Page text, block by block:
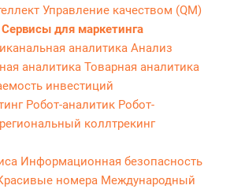
Управление качеством (QM)
Сервисы для маркетинга
аналитика Анализ
аналитика Товарная аналитика
инвестиций
Робот-аналитик Робот-
коллтрекинг
Информационная безопасность
номера Международный